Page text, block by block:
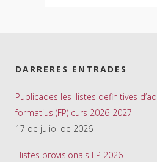
DARRERES ENTRADES
Publicades les llistes definitives
formatius (FP) curs 2026-2027
17 de juliol de 2026
Llistes provisionals FP 2026